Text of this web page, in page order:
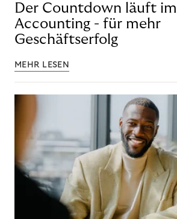
Der Countdown läuft im
Accounting - für mehr
Geschäftserfolg
MEHR LESEN